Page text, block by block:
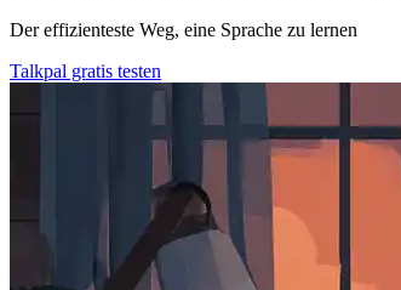
Der effizienteste Weg, eine Sprache zu lernen
Talkpal gratis testen